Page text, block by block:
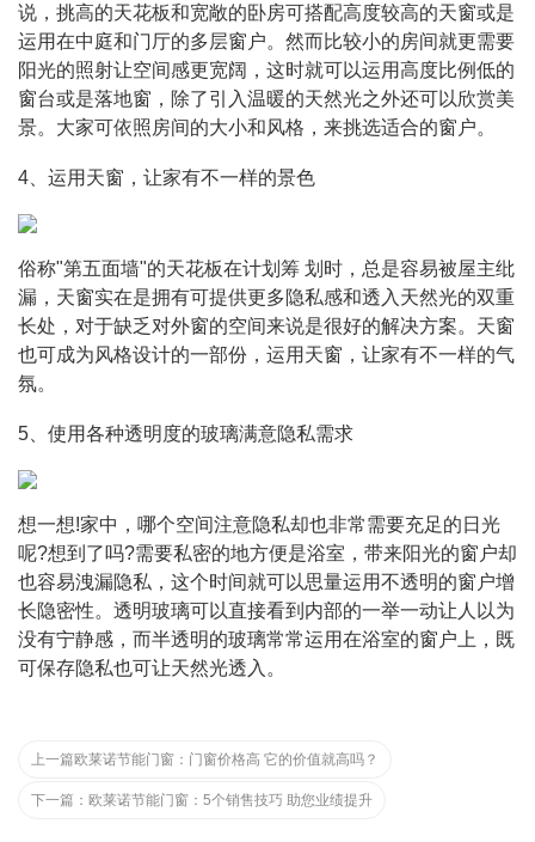
说，挑高的天花板和宽敞的卧房可搭配高度较高的天窗或是
运用在中庭和门厅的多层窗户。然而比较小的房间就更需要
阳光的照射让空间感更宽阔，这时就可以运用高度比例低的
窗台或是落地窗，除了引入温暖的天然光之外还可以欣赏美
景。大家可依照房间的大小和风格，来挑选适合的窗户。
4、运用天窗，让家有不一样的景色
俗称"第五面墙"的天花板在计划筹 划时，总是容易被屋主纰
漏，天窗实在是拥有可提供更多隐私感和透入天然光的双重
长处，对于缺乏对外窗的空间来说是很好的解决方案。天窗
也可成为风格设计的一部份，运用天窗，让家有不一样的气
氛。
5、使用各种透明度的玻璃满意隐私需求
想一想!家中，哪个空间注意隐私却也非常需要充足的日光
呢?想到了吗?需要私密的地方便是浴室，带来阳光的窗户却
也容易洩漏隐私，这个时间就可以思量运用不透明的窗户增
长隐密性。透明玻璃可以直接看到内部的一举一动让人以为
没有宁静感，而半透明的玻璃常常运用在浴室的窗户上，既
可保存隐私也可让天然光透入。
上一篇欧莱诺节能门窗：门窗价格高 它的价值就高吗？
下一篇： 欧莱诺节能门窗：5个销售技巧 助您业绩提升